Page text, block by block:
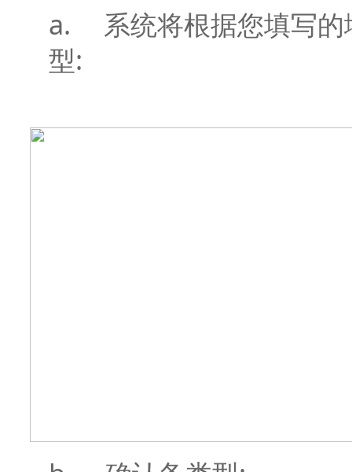
a.
系统将根据您填写
型: